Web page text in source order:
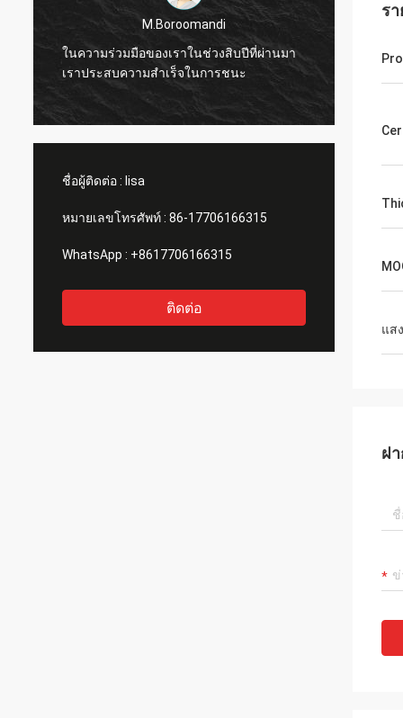
M.Boroomandi
ในความร่วมมือของเราในช่วงสิบปีที่ผ่านมา
เราประสบความสำเร็จในการชนะ
ในคว
ชื่อผู้ติดต่อ : lisa
หมายเลขโทรศัพท์ : 86-17706166315
WhatsApp : +8617706166315
ติดต่อ
ร
แส
ฝ